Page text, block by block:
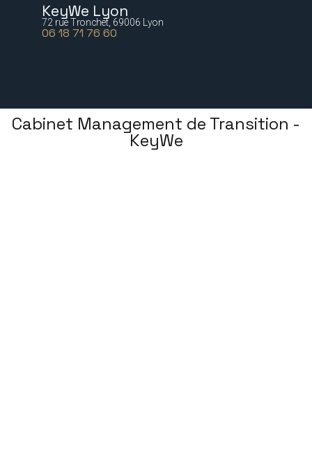
KeyWe Lyon
72 rue Tronchet, 69006 Lyon
06 18 71 76 60
Cabinet Management de Transition -
KeyWe